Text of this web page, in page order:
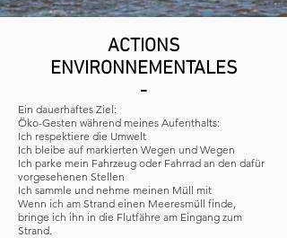
ACTIONS
ENVIRONNEMENTALES
-
Ein dauerhaftes Ziel:
Öko-Gesten während meines Aufenthalts:
Ich respektiere die Umwelt
Ich bleibe auf markierten Wegen und Wegen
Ich parke mein Fahrzeug oder Fahrrad an den dafür
vorgesehenen Stellen
Ich sammle und nehme meinen Müll mit
Wenn ich am Strand einen Meeresmüll finde,
bringe ich ihn in die Flutfähre am Eingang zum
Strand.